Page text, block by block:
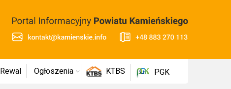
Rewal Ogłoszenia KTBS PGK